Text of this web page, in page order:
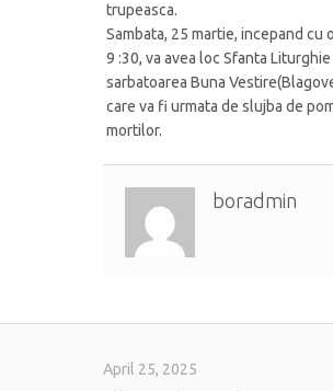
trupeasca.
Sambata, 25 martie, incepand cu
9 :30, va avea loc Sfanta Liturghie
sarbatoarea Buna
care va fi urmata de slujba de
mortilor.
boradmin
April 25, 2025